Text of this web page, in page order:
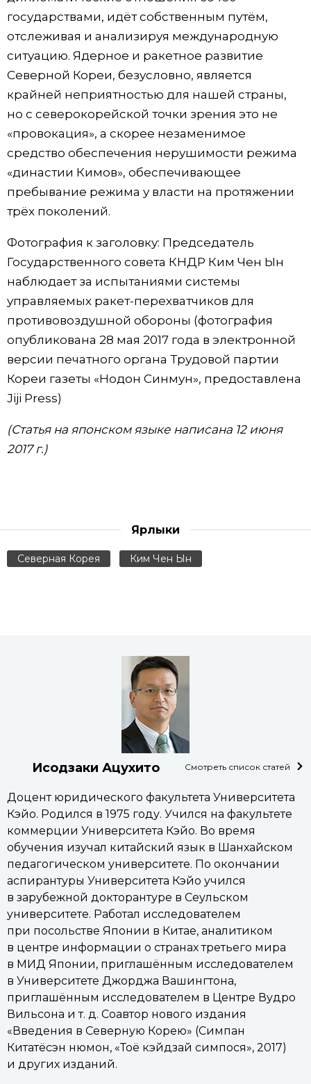
государствами, идёт собственным путём,
отслеживая и анализируя международную
ситуацию. Ядерное и ракетное развитие
Северной Кореи, безусловно, является
крайней неприятностью для нашей страны,
но с северокорейской точки зрения это не
«провокация», а скорее незаменимое
средство обеспечения нерушимости режима
«династии Кимов», обеспечивающее
пребывание режима у власти на протяжении
трёх поколений.
Фотография к заголовку: Председатель
Государственного совета КНДР Ким Чен Ын
наблюдает за испытаниями системы
управляемых ракет-перехватчиков для
противовоздушной обороны (фотография
опубликована 28 мая 2017 года в электронной
версии печатного органа Трудовой партии
Кореи газеты «Нодон Синмун», предоставлена
Jiji Press)
(Статья на японском языке написана 12 июня
2017 г.)
Ярлыки
Северная Корея Ким Чен Ын
Исодзаки Ацухито Смотреть список статей
Доцент юридического факультета Университета
Кэйо. Родился в 1975 году. Учился на факультете
коммерции Университета Кэйо. Во время
обучения изучал китайский язык в Шанхайском
педагогическом университете. По окончании
аспирантуры Университета Кэйо учился
в зарубежной докторантуре в Сеульском
университете. Работал исследователем
при посольстве Японии в Китае, аналитиком
в центре информации о странах третьего мира
в МИД Японии, приглашённым исследователем
в Университете Джорджа Вашингтона,
приглашённым исследователем в Центре Вудро
Вильсона и т. д. Соавтор нового издания
«Введения в Северную Корею» (Симпан
Китатёсэн нюмон, «Тоё кэйдзай симпося», 2017)
и других изданий.